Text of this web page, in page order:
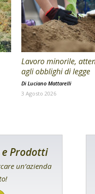
Lavoro minorile,
agli obblighi di legge
Di Luciano Mattarelli
3 Agosto 2026
e Prodotti
un’azienda